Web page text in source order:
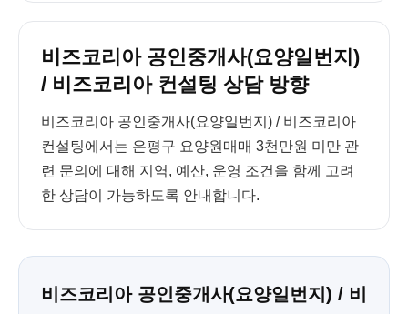
비즈코리아 공인중개사(요양일번지)
/ 비즈코리아 컨설팅 상담 방향
비즈코리아 공인중개사(요양일번지) / 비즈코리아
컨설팅에서는 은평구 요양원매매 3천만원 미만 관
련 문의에 대해 지역, 예산, 운영 조건을 함께 고려
한 상담이 가능하도록 안내합니다.
비즈코리아 공인중개사(요양일번지) / 비